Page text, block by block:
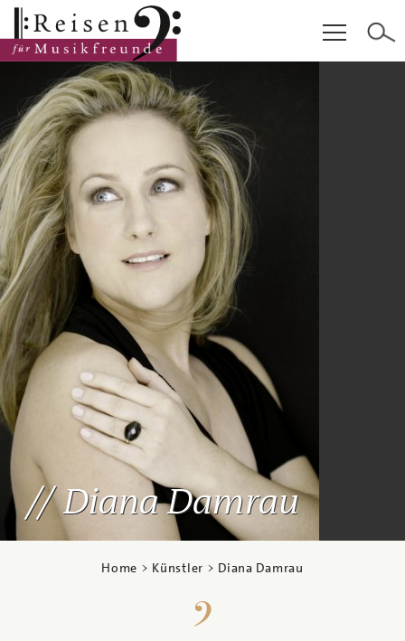
Hauptinhalt Fußzeile Cookie-Einstellungen
Diana Damrau
Home > Künstler > Diana Damrau